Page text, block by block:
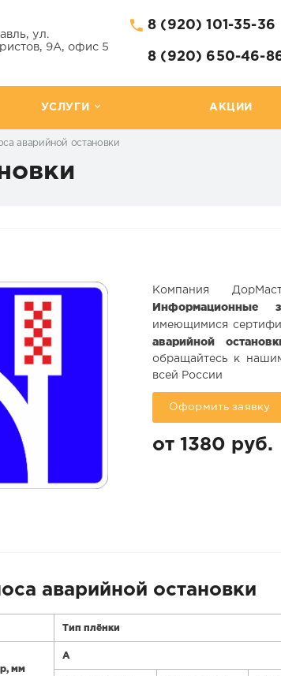
ул.
9А, офис 5
8 (920) 101-35-36
8 (920) 650-46-
УСЛУГИ АКЦИИ
аварийной остановки
Компания
Информационные
имеющимися
аварийной
обращайтесь к
всей России
Оформить заявку
от 1380 руб.
аварийной остановки
Тип плёнки
мм
А